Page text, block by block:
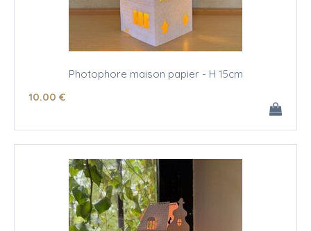
Photophore maison papier - H 15cm
10.00 €